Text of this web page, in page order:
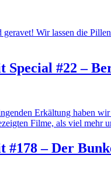
geravet! Wir lassen die
Special #22 –
Erkältung haben
Filme, als viel mehr
#178 – Der